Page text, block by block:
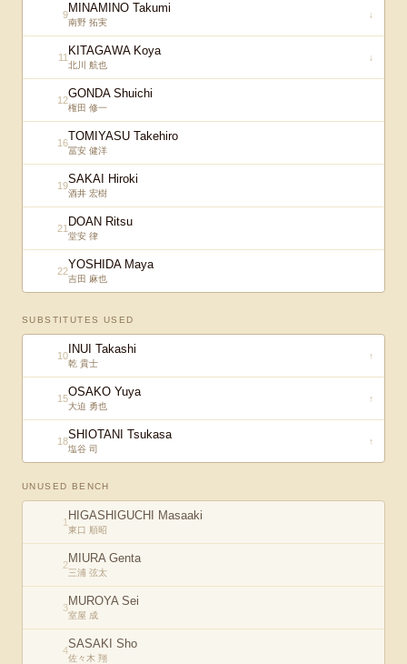
9MINAMINO Takumi
南野 拓実
↓
11 KITAGAWA Koya
北川 航也
↓
12GONDA Shuichi
権田 修一
16TOMIYASU Takehiro
冨安 健洋
19SAKAI Hiroki
酒井 宏樹
21 DOAN Ritsu
堂安 律
22YOSHIDA Maya
吉田 麻也
SUBSTITUTES USED
10 INUI Takashi
乾 貴士
↑
15OSAKO Yuya
大迫 勇也
↑
18SHIOTANI Tsukasa
塩谷 司
↑
UNUSED BENCH
1 HIGASHIGUCHI Masaaki
東口 順昭
2MIURA Genta
三浦 弦太
3MUROYA Sei
室屋 成
4SASAKI Sho
佐々木 翔